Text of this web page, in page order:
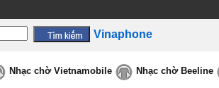
Vinaphone
Nhạc chờ Vietnamobile Nhạc chờ Beeline